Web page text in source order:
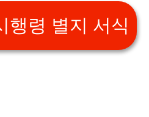
행령 별지 서식